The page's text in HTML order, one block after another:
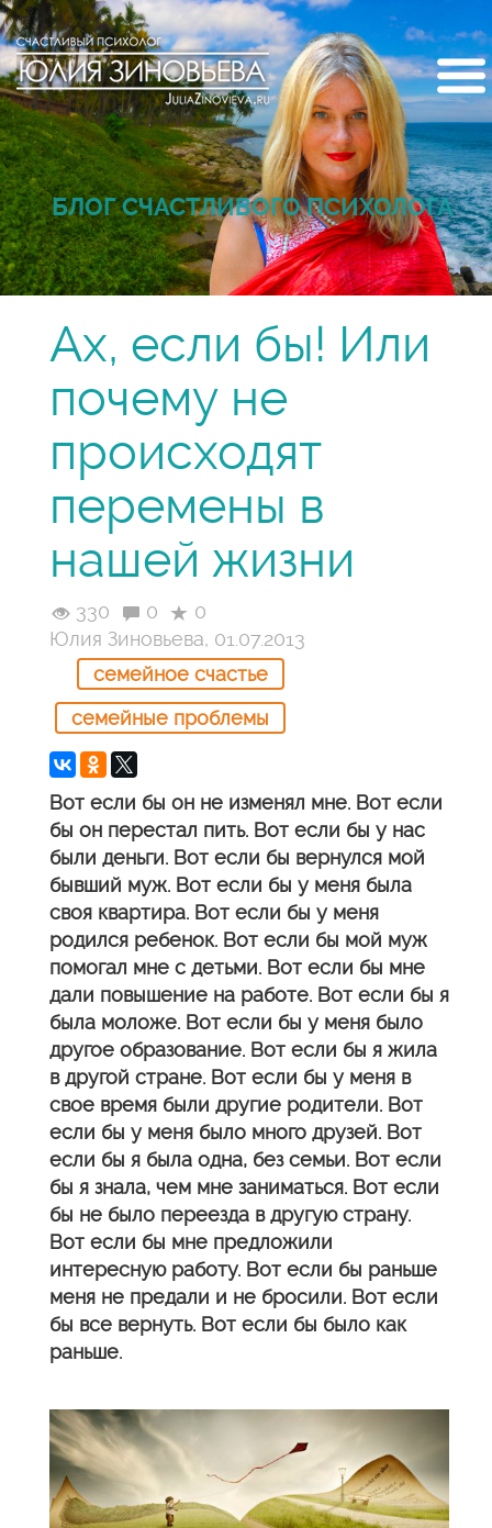
БЛОГ СЧАСТЛИВОГО ПСИХОЛОГА
Ах, если бы! Или
почему не
происходят
перемены в
нашей жизни
330 0
0
Юлия Зиновьева, 01.07.2013
семейное счастье
семейные проблемы
Вот если бы он не изменял мне. Вот если
бы он перестал пить. Вот если бы у нас
были деньги. Вот если бы вернулся мой
бывший муж. Вот если бы у меня была
своя квартира. Вот если бы у меня
родился ребенок. Вот если бы мой муж
помогал мне с детьми. Вот если бы мне
дали повышение на работе. Вот если бы я
была моложе. Вот если бы у меня было
другое образование. Вот если бы я жила
в другой стране. Вот если бы у меня в
свое время были другие родители. Вот
если бы у меня было много друзей. Вот
если бы я была одна, без семьи. Вот если
бы я знала, чем мне заниматься. Вот если
бы не было переезда в другую страну.
Вот если бы мне предложили
интересную работу. Вот если бы раньше
меня не предали и не бросили. Вот если
бы все вернуть. Вот если бы было как
раньше.